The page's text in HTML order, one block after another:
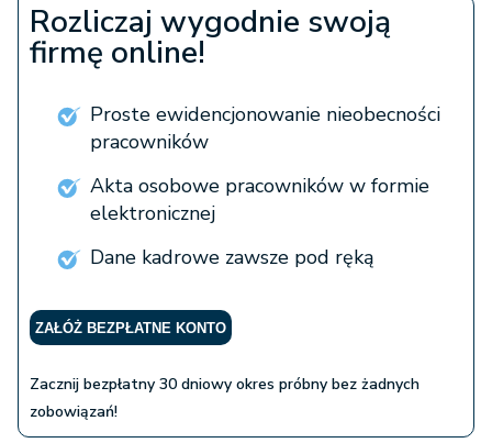
Rozliczaj wygodnie swoją
firmę online!
Proste ewidencjonowanie nieobecności
pracowników
Akta osobowe pracowników w formie
elektronicznej
Dane kadrowe zawsze pod ręką
ZAŁÓŻ BEZPŁATNE KONTO
Zacznij bezpłatny 30 dniowy okres próbny bez żadnych
zobowiązań!